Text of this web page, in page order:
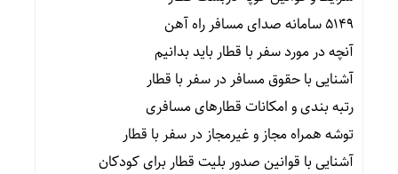
۵۱۴۹ سامانه صدای مسافر راه آهن
آنچه در مورد سفر با قطار باید بدانیم
آشنایی با حقوق مسافر در سفر با قطار
رتبه بندی و امکانات قطارهای مسافری
توشه همراه مجاز و غیرمجاز در سفر با قطار
آشنایی با قوانین صدور بلیت قطار برای کودکان